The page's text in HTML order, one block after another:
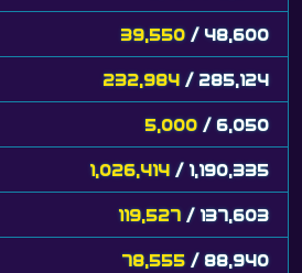
39,550 / 48,600
232,984 / 285,124
5,000 / 6,050
1,026,414 / 1,190,335
119,527 / 137,603
78,555 / 88,940